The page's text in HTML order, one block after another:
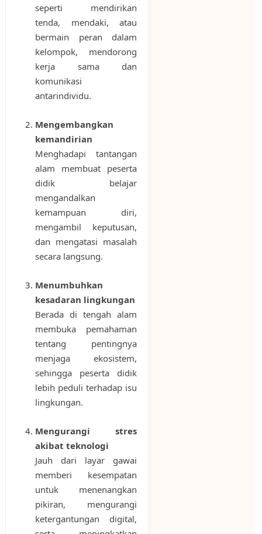
seperti mendirikan
tenda, mendaki, atau
bermain peran dalam
kelompok, mendorong
kerja sama dan
komunikasi
antarindividu.
Mengembangkan
kemandirian
Menghadapi tantangan
alam membuat peserta
didik belajar
mengandalkan
kemampuan diri,
mengambil keputusan,
dan mengatasi masalah
secara langsung.
Menumbuhkan
kesadaran lingkungan
Berada di tengah alam
membuka pemahaman
tentang pentingnya
menjaga ekosistem,
sehingga peserta didik
lebih peduli terhadap isu
lingkungan.
Mengurangi stres
akibat teknologi
Jauh dari layar gawai
memberi kesempatan
untuk menenangkan
pikiran, mengurangi
ketergantungan digital,